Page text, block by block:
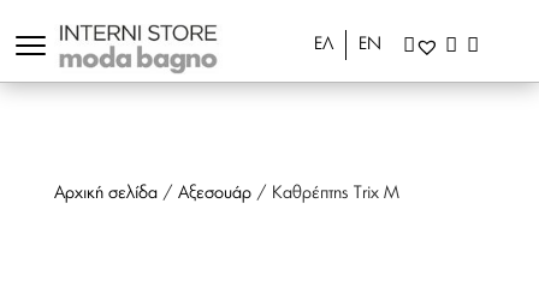
ΕΛ ΕΝ
Αρχική σελίδα/ Αξεσουάρ/ Καθρέπτης Trix M